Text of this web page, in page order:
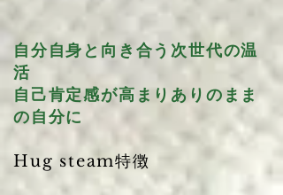
自分自身と向き合う次世代の温
活
自己肯定感が高まりありのまま
の自分に
Hug steam特徴